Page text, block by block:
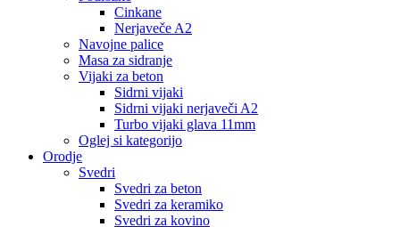
Cinkane
Nerjaveče A2
Navojne palice
Masa za sidranje
Vijaki za beton
Sidrni vijaki
Sidrni vijaki nerjaveči A2
Turbo vijaki glava 11mm
Oglej si kategorijo
Orodje
Svedri
Svedri za beton
Svedri za keramiko
Svedri za kovino